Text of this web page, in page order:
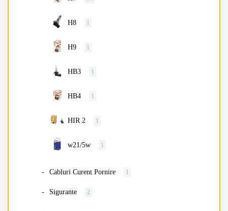
H8 1
H9 1
HB3 1
HB4 1
HIR 2 1
w21/5w 1
Cabluri Curent Pornire 1
Sigurante 2